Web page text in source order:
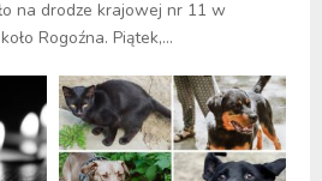
na drodze krajowej nr 11 w
Rogoźna. Piątek,...